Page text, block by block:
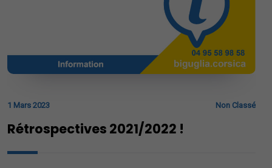
1 Mars 2023 Non Classé
Rétrospectives 2021/2022 !